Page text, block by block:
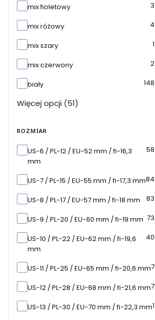
mix fioletowy 3
mix różowy 4
mix szary 1
mix czerwony 2
biały 148
Więcej opcji (51)
ROZMIAR
Rozmiar
US-6 / PL-12 / EU-52 mm / fi-16,3
mm
58
US-7 / PL-15 / EU-55 mm / fi-17,3 mm84
US-8 / PL-17 / EU-57 mm / fi-18 mm 83
US-9 / PL-20 / EU-60 mm / fi-19 mm 73
US-10 / PL-22 / EU-62 mm / fi-19,6
mm
40
US-11 / PL-25 / EU-65 mm / fi-20,6 mm7
US-12 / PL-28 / EU-68 mm / fi-21,6 mm7
US-13 / PL-30 / EU-70 mm / fi-22,3 mm1